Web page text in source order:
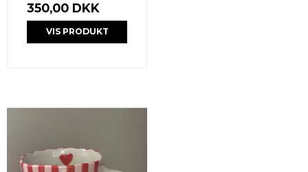
350,00 DKK
VIS PRODUKT